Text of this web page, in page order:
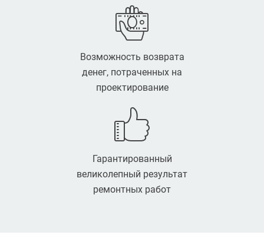
Возможность возврата
денег, потраченных на
проектирование
Гарантированный
великолепный результат
ремонтных работ